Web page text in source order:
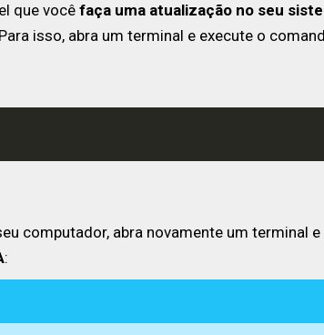
que você faça uma atualização no seu
isso, abra um terminal e execute o
computador, abra novamente um terminal e
: